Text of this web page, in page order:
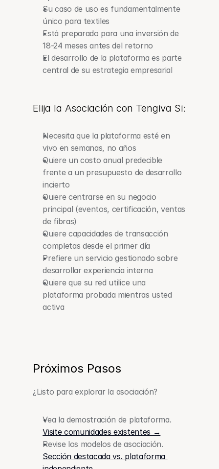
Su caso de uso es fundamentalmente
único para textiles
Está preparado para una inversión de
18-24 meses antes del retorno
El desarrollo de la plataforma es parte
central de su estrategia empresarial
Elija la Asociación con Tengiva Si:
Necesita que la plataforma esté en
vivo en semanas, no años
Quiere un costo anual predecible
frente a un presupuesto de desarrollo
incierto
Quiere centrarse en su negocio
principal (eventos, certificación, ventas
de fibras)
Quiere capacidades de transacción
completas desde el primer día
Prefiere un servicio gestionado sobre
desarrollar experiencia interna
Quiere que su red utilice una
plataforma probada mientras usted
activa
Próximos Pasos
¿Listo para explorar la asociación?
Visite comunidades existentes →
Sección destacada vs. plataforma